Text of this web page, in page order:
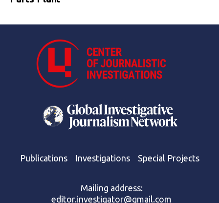
Publications Investigations Special Projects
Mailing address:
editor.investigator@gmail.com